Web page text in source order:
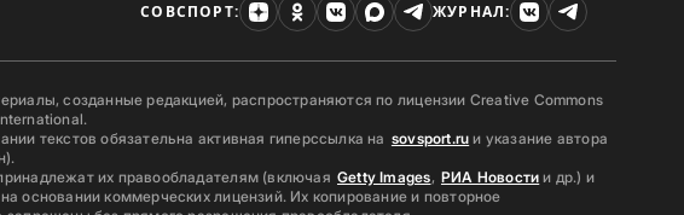
СОВСПОРТ: ЖУРНАЛ:
созданные редакцией, распространяются по лицензии Creative Commons
текстов обязательна активная гиперссылка на sovsport.ru и указание автора
их правообладателям (включая Getty Images, РИА Новости и др.) и
основании коммерческих лицензий. Их копирование и повторное